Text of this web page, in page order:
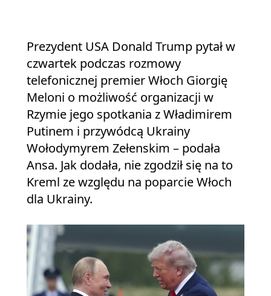
Prezydent USA Donald Trump pytał w
czwartek podczas rozmowy
telefonicznej premier Włoch Giorgię
Meloni o możliwość organizacji w
Rzymie jego spotkania z Władimirem
Putinem i przywódcą Ukrainy
Wołodymyrem Zełenskim – podała
Ansa. Jak dodała, nie zgodził się na to
Kreml ze względu na poparcie Włoch
dla Ukrainy.